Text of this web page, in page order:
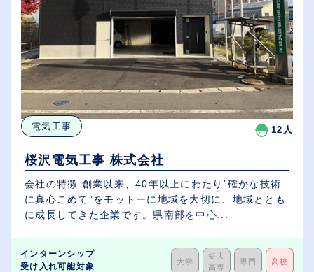
電気工事 12人
桜沢電気工事 株式会社
会社の特徴 創業以来、40年以上にわたり”確かな技術
に真心こめて”をモットーに地域を大切に、地域ととも
に成長してきた企業です。県南部を中心...
インターンシップ
受け入れ可能対象
大学
短大
高専
専門 高校